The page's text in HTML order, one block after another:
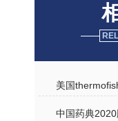
美国
中国药典